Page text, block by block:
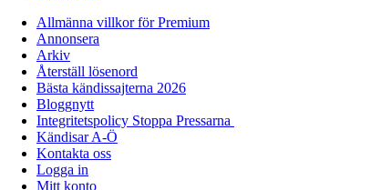
Allmänna villkor för Premium
Annonsera
Arkiv
Återställ lösenord
Bästa kändissajterna 2026
Bloggnytt
Integritetspolicy Stoppa Pressarna
Kändisar A-Ö
Kontakta oss
Logga in
Mitt konto